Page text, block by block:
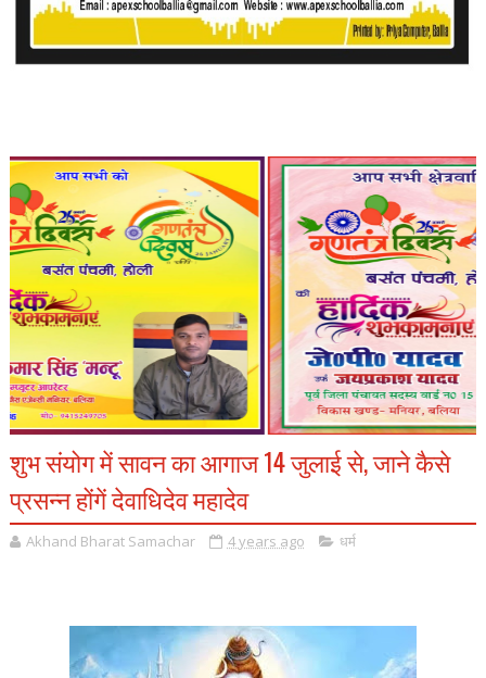
शुभ संयोग में सावन का आगाज 14 जुलाई से, जाने कैसे
प्रसन्न होंगें देवाधिदेव महादेव
Akhand Bharat Samachar 4 years ago धर्म